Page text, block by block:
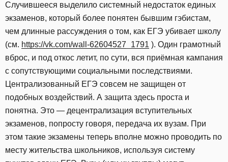
Случившееся выделило системный недостаток единых
экзаменов, который более понятен бывшим гэбистам,
чем длинные рассуждения о том, как ЕГЭ убивает школу
(см. https://vk.com/wall-62604527_1791 ). Один грамотный
вброс, и под откос летит, по сути, вся приёмная кампания
с сопутствующими социальными последствиями.
Централизованный ЕГЭ совсем не защищен от
подобных воздействий. А защита здесь проста и
понятна. Это — децентрализация вступительных
экзаменов, попросту говоря, передача их вузам. При
этом такие экзамены теперь вполне можно проводить по
месту жительства школьников, используя систему